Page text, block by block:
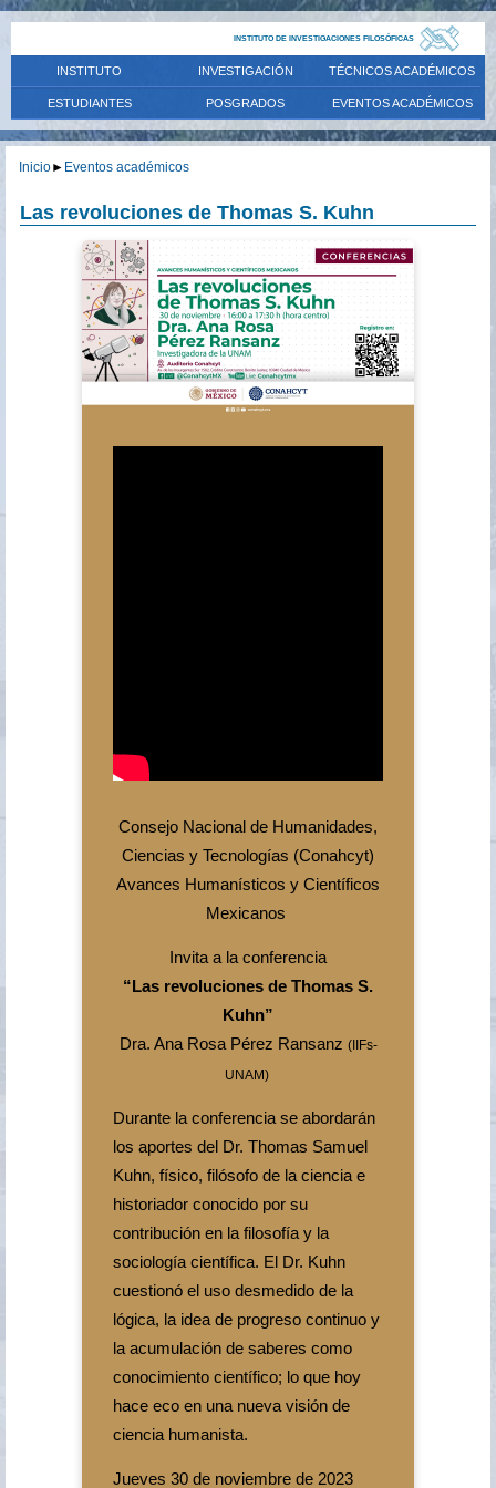
INSTITUTO DE INVESTIGACIONES FILOSÓFICAS
INSTITUTO INVESTIGACIÓN TÉCNICOS ACADÉMICOS
ESTUDIANTES POSGRADOS EVENTOS ACADÉMICOS
Inicio► Eventos académicos
Las revoluciones de Thomas S. Kuhn
Consejo Nacional de Humanidades,
Ciencias y Tecnologías (Conahcyt)
Avances Humanísticos y Científicos
Mexicanos
Invita a la conferencia
“Las revoluciones de Thomas S.
Kuhn”
Dra. Ana Rosa Pérez Ransanz (IIFs-
UNAM)
Durante la conferencia se abordarán
los aportes del Dr. Thomas Samuel
Kuhn, físico, filósofo de la ciencia e
historiador conocido por su
contribución en la filosofía y la
sociología científica. El Dr. Kuhn
cuestionó el uso desmedido de la
lógica, la idea de progreso continuo y
la acumulación de saberes como
conocimiento científico; lo que hoy
hace eco en una nueva visión de
ciencia humanista.
Jueves 30 de noviembre de 2023